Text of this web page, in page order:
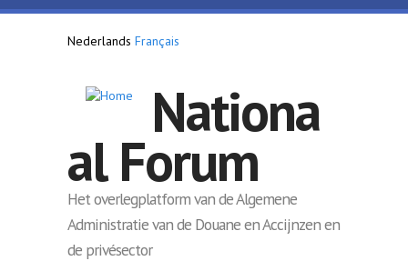
Overslaan en naar de inhoud gaan
Nederlands Français
Nationa
al Forum
Het overlegplatform van de Algemene
Administratie van de Douane en Accijnzen en
de privésector